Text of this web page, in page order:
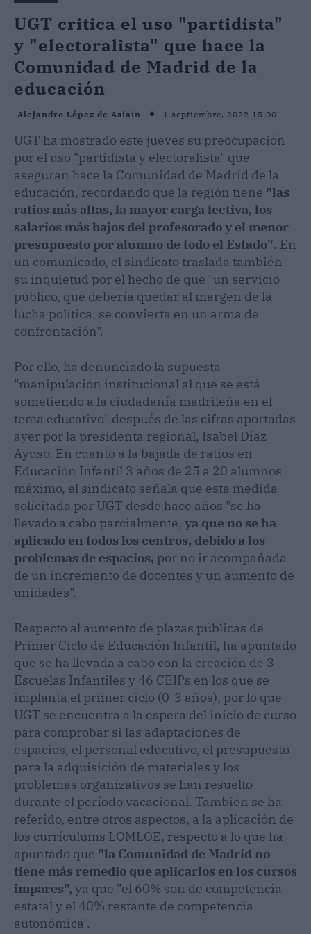
UGT critica el uso "partidista"
y "electoralista" que hace la
Comunidad de Madrid de la
educación
Alejandro López de Asiaín 1 septiembre, 2022 15:00
UGT ha mostrado este jueves su preocupación
por el uso "partidista y electoralista" que
aseguran hace la Comunidad de Madrid de la
educación, recordando que la región tiene "las
ratios más altas, la mayor carga lectiva, los
salarios más bajos del profesorado y el menor
presupuesto por alumno de todo el Estado". En
un comunicado, el sindicato traslada también
su inquietud por el hecho de que "un servicio
público, que debería quedar al margen de la
lucha política, se convierta en un arma de
confrontación".
Por ello, ha denunciado la supuesta
"manipulación institucional al que se está
sometiendo a la ciudadanía madrileña en el
tema educativo" después de las cifras aportadas
ayer por la presidenta regional, Isabel Díaz
Ayuso. En cuanto a la bajada de ratios en
Educación Infantil 3 años de 25 a 20 alumnos
máximo, el sindicato señala que esta medida
solicitada por UGT desde hace años "se ha
llevado a cabo parcialmente, ya que no se ha
aplicado en todos los centros, debido a los
problemas de espacios, por no ir acompañada
de un incremento de docentes y un aumento de
unidades".
Respecto al aumento de plazas públicas de
Primer Ciclo de Educación Infantil, ha apuntado
que se ha llevada a cabo con la creación de 3
Escuelas Infantiles y 46 CEIPs en los que se
implanta el primer ciclo (0-3 años), por lo que
UGT se encuentra a la espera del inicio de curso
para comprobar si las adaptaciones de
espacios, el personal educativo, el presupuesto
para la adquisición de materiales y los
problemas organizativos se han resuelto
durante el período vacacional. También se ha
referido, entre otros aspectos, a la aplicación de
los currículums LOMLOE, respecto a lo que ha
apuntado que "la Comunidad de Madrid no
tiene más remedio que aplicarlos en los cursos
impares", ya que "el 60% son de competencia
estatal y el 40% restante de competencia
autonómica".